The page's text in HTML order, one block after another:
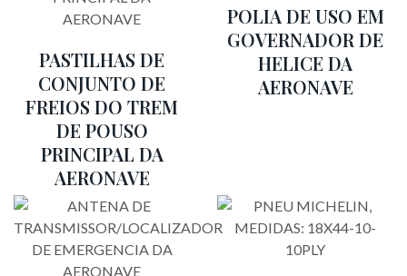
PASTILHAS DE
CONJUNTO DE
FREIOS DO TREM
DE POUSO
PRINCIPAL DA
AERONAVE
POLIA DE USO EM
GOVERNADOR DE
HELICE DA
AERONAVE